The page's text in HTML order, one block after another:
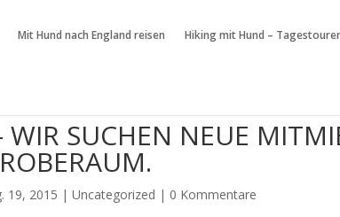
Mit Hund nach England reisen Hiking mit Hund –
SUCHEN NEUE
19, 2015 |Uncategorized | 0 Kommentare